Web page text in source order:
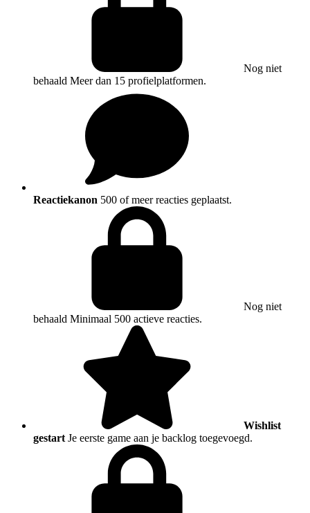
Nog niet
behaald Meer dan 15 profielplatformen.
Reactiekanon 500 of meer reacties geplaatst.
Nog niet
behaald Minimaal 500 actieve reacties.
Wishlist
gestart Je eerste game aan je backlog toegevoegd.